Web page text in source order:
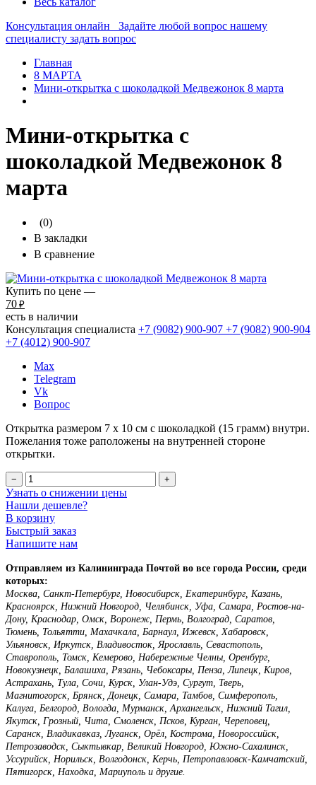
Консультация онлайн
Задайте любой вопрос нашему
специалисту задать вопрос
Главная
8 МАРТА
Мини-открытка с шоколадкой Медвежонок 8 марта
Мини-открытка с
шоколадкой Медвежонок 8
марта
(0)
В закладки
В сравнение
Купить по цене —
70 ₽
есть в наличии
Консультация специалиста +7 (9082) 900-907 +7 (9082) 900-904
+7 (4012) 900-907
Max
Telegram
Vk
Вопрос
Открытка размером 7 х 10 см с шоколадкой (15 грамм) внутри.
Пожелания тоже раположены на внутренней стороне
открытки.
− +
Узнать о снижении цены
Нашли дешевле?
В корзину
Быстрый заказ
Напишите нам
Отправляем из Калининграда Почтой во все города России, среди
которых:
Москва, Санкт-Петербург, Новосибирск, Екатеринбург, Казань,
Красноярск, Нижний Новгород, Челябинск, Уфа, Самара, Ростов-на-
Дону, Краснодар, Омск, Воронеж, Пермь, Волгоград, Саратов,
Тюмень, Тольятти, Махачкала, Барнаул, Ижевск, Хабаровск,
Ульяновск, Иркутск, Владивосток, Ярославль, Севастополь,
Ставрополь, Томск, Кемерово, Набережные Челны, Оренбург,
Новокузнецк, Балашиха, Рязань, Чебоксары, Пенза, Липецк, Киров,
Астрахань, Тула, Сочи, Курск, Улан-Удэ, Сургут, Тверь,
Магнитогорск, Брянск, Донецк, Самара, Тамбов, Симферополь,
Калуга, Белгород, Вологда, Мурманск, Архангельск, Нижний Тагил,
Якутск, Грозный, Чита, Смоленск, Псков, Курган, Череповец,
Саранск, Владикавказ, Луганск, Орёл, Кострома, Новороссийск,
Петрозаводск, Сыктывкар, Великий Новгород, Южно-Сахалинск,
Уссурийск, Норильск, Волгодонск, Керчь, Петропавловск-Камчатский,
Пятигорск, Находка, Мариуполь и другие.